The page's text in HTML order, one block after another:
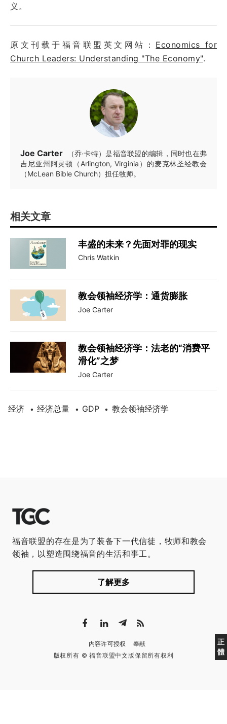
义。
原文刊载于福音联盟英文网站： Economics for
Church Leaders: Understanding "The Economy".
Joe Carter
（乔·卡特）是福音联盟的编辑，同时也在弗
吉尼亚州阿灵顿（Arlington, Virginia）的麦克林圣经教会
（McLean Bible Church）担任牧师。
相关文章
丰盛的未来？先面对罪的现实
Chris Watkin
教会领袖经济学：通货膨胀
Joe Carter
教会领袖经济学：法老的“消费平
滑化”之梦
Joe Carter
经济 • 经济总量 • GDP • 教会领袖经济学
正
體
福音联盟的存在是为了装备下一代信徒，牧师和教会
领袖，以塑造围绕福音的生活和事工。
了解更多
内容许可授权
奉献
版权所有 © 福音联盟中文版保留所有权利